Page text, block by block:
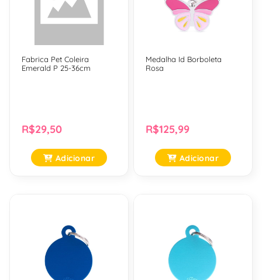
Fabrica Pet Coleira
Emerald P 25-36cm
R$29,50
Adicionar
Medalha Id Borboleta
Rosa
R$125,99
Adicionar